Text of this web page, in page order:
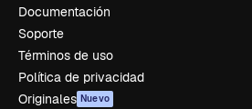
Documentación
Soporte
Términos de uso
Política de privacidad
Originales Nuevo